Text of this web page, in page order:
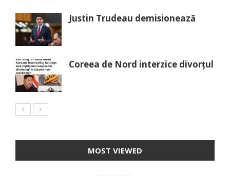
Justin Trudeau demisionează
Coreea de Nord interzice divorțul
MOST VIEWED